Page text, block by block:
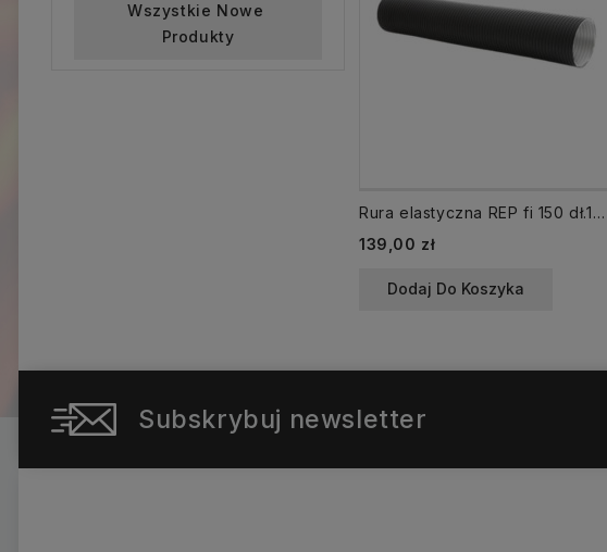
Wszystkie Nowe
Produkty
Rura elastyczna REP fi 150 dł.1,5 mb aluminiowa czarna
Cena
139,00 zł
Dodaj Do Koszyka
Subskrybuj newsletter